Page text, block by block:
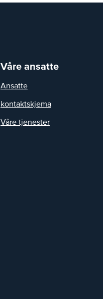
Våre ansatte
Ansatte
kontaktskjema
Våre tjenester